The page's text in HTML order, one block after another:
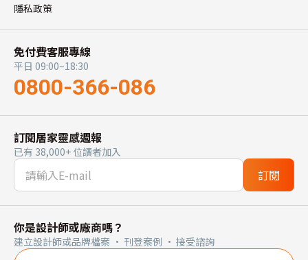
隱私政策
免付費客服專線
平日 09:00~18:30
0800-366-086
訂閱居家靈感週報
已有 38,000+ 位讀者加入
訂閱
你是設計師或廠商嗎？
建立設計師或品牌檔案 · 刊登案例 · 接受諮詢